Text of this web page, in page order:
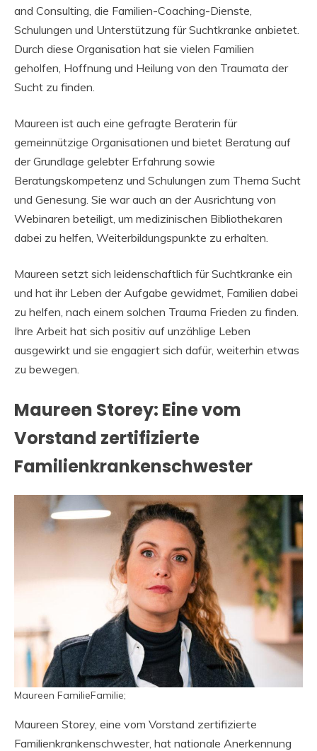
and Consulting, die Familien-Coaching-Dienste,
Schulungen und Unterstützung für Suchtkranke anbietet.
Durch diese Organisation hat sie vielen Familien
geholfen, Hoffnung und Heilung von den Traumata der
Sucht zu finden.
Maureen ist auch eine gefragte Beraterin für
gemeinnützige Organisationen und bietet Beratung auf
der Grundlage gelebter Erfahrung sowie
Beratungskompetenz und Schulungen zum Thema Sucht
und Genesung. Sie war auch an der Ausrichtung von
Webinaren beteiligt, um medizinischen Bibliothekaren
dabei zu helfen, Weiterbildungspunkte zu erhalten.
Maureen setzt sich leidenschaftlich für Suchtkranke ein
und hat ihr Leben der Aufgabe gewidmet, Familien dabei
zu helfen, nach einem solchen Trauma Frieden zu finden.
Ihre Arbeit hat sich positiv auf unzählige Leben
ausgewirkt und sie engagiert sich dafür, weiterhin etwas
zu bewegen.
Maureen Storey: Eine vom
Vorstand zertifizierte
Familienkrankenschwester
Maureen FamilieFamilie;
Maureen Storey, eine vom Vorstand zertifizierte
Familienkrankenschwester, hat nationale Anerkennung